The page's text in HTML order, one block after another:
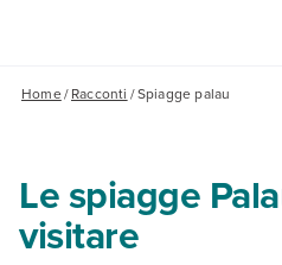
Home/Racconti /Spiagge palau
Le spiagge
visitare